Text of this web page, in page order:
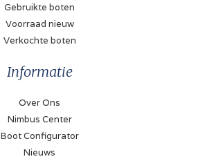
Gebruikte boten
Voorraad nieuw
Verkochte boten
Informatie
Over Ons
Nimbus Center
Boot Configurator
Nieuws